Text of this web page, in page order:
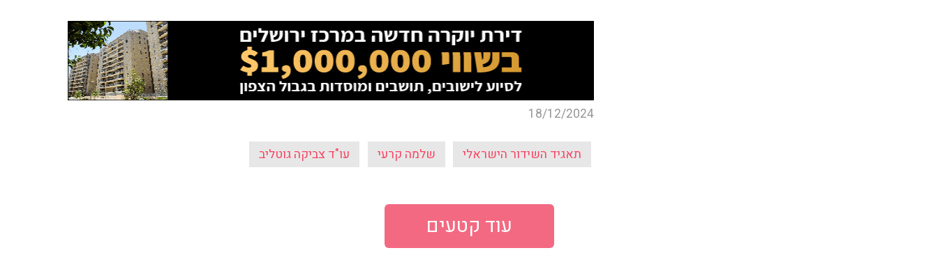
18/12/2024
תאגיד השידור הישראלי שלמה קרעי עו"ד צביקה גוטליב
עוד קטעים